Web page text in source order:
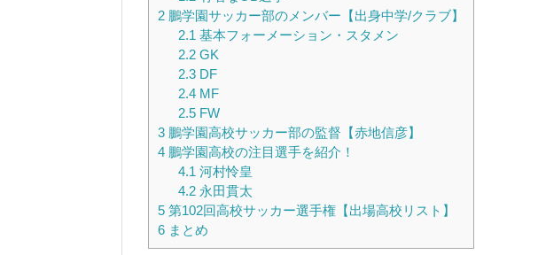
2 鵬学園サッカー部のメンバー【出身中学/クラブ】
2.1 基本フォーメーション・スタメン
2.2GK
2.3DF
2.4MF
2.5FW
3 鵬学園高校サッカー部の監督【赤地信彦】
4 鵬学園高校の注目選手を紹介！
4.1 河村怜皇
4.2永田貫太
5 第102回高校サッカー選手権【出場高校リスト】
6 まとめ